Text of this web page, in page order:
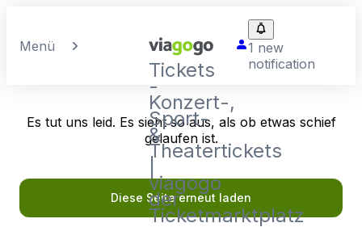
Menü
Tickets
-
Konzert-,
Sport-
&
Theatertickets
viagogo
der
Ticketmarktplatz
1 new
notification
Es tut uns leid. Es sieht so aus, als ob etwas schief
gelaufen ist.
Diese Seite erneut laden